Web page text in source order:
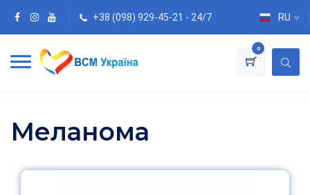
+38 (098) 929-45-21 - 24/7 RU
0
Меланома